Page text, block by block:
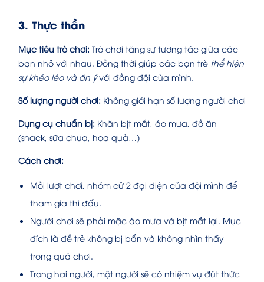
3. Thực thần
Mục tiêu trò chơi: Trò chơi tăng sự tương tác giữa các
bạn nhỏ với nhau. Đồng thời giúp các bạn trẻ thể hiện
sự khéo léo và ăn ývới đồng đội của mình.
Số lượng người chơi: Không giới hạn số lượng người chơi
Dụng cụ chuẩn bị: Khăn bịt mắt, áo mưa, đồ ăn
(snack, sữa chua, hoa quả…)
Cách chơi:
Mỗi lượt chơi, nhóm cử 2 đại diện của đội mình để
tham gia thi đấu.
Người chơi sẽ phải mặc áo mưa và bịt mắt lại. Mục
đích là để trẻ không bị bẩn và không nhìn thấy
trong quá chơi.
Trong hai người, một người sẽ có nhiệm vụ đút thức